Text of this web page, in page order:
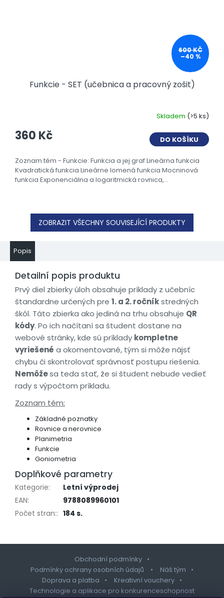
600 KČ
–40 %
Funkcie - SET (učebnica a pracovný zošit)
Skladem (>5 ks)
360 Kč DO KOŠÍKU
Zoznam tém - Funkcie: Funkcia a jej graf Lineárna funkcia
Kvadratická funkcia Lineárne lomená funkcia Mocninová
funkcia Exponenciálna a logaritmická rovnica,...
ZOBRAZIT VŠECHNY SOUVISEJÍCÍ PRODUKTY
Popis
Detailní popis produktu
Prvý diel zbierky úloh obsahuje príklady z učebníc
štandardne určených pre 1. a 2. ročníkstredných
škôl. Táto zbierka ako jediná na trhu obsahuje QR
kódy. Po ich načítaní sa študent dostane na
webové stránky, kde sú príklady kompletne
vyriešené a okomentované, tým si môže nájsť
chybu či skontrolovať správnosť postupu riešenia.
Nemôžesa teda stať, že si študent nebude vedieť
rady s výpočtom príkladu.
Zoznam tém:
Základné poznatky
Rovnice a nerovnice
Planimetria
Funkcie
Goniometria
Doplňkové parametry
Kategorie:
Letní výprodej
EAN:
9788089960101
Počet stran:: 184 s.
Obchodní podmínky
Podmínky ochrany osobních údajů
Náš tým
Doprava a platba
Kreativní vouchery
Technologie a aplikace pro konkurenceschopnost